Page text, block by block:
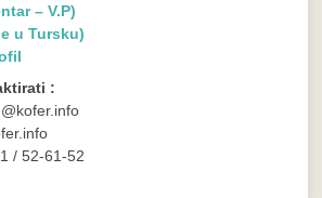
– V.P)
u Tursku)
:
/ 52-61-52